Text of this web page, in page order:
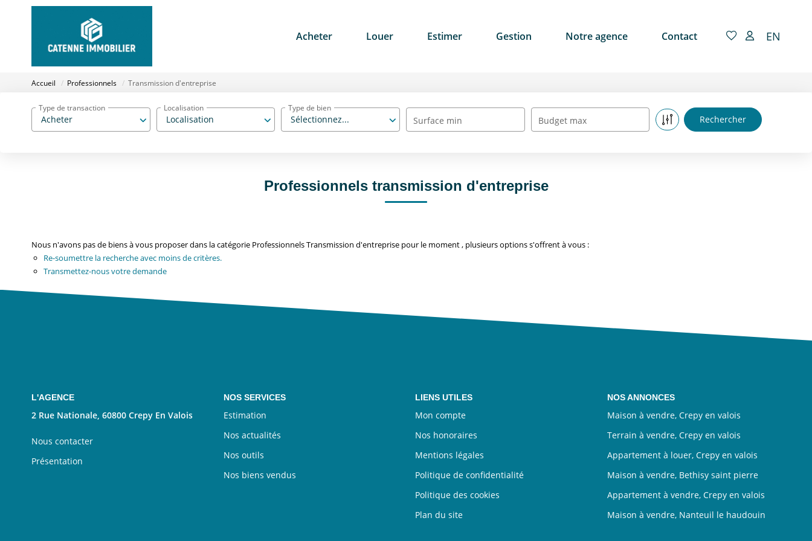
Acheter Louer Estimer Gestion Notre agence Contact EN
Accueil Professionnels Transmission d'entreprise
Acheter
Type de transaction
Localisation
Localisation
Sélectionnez...
Type de bien
Surface min Budget max
Professionnels transmission d'entreprise
Nous n'avons pas de biens à vous proposer dans la catégorie Professionnels Transmission d'entreprise pour le moment , plusieurs options s'offrent à vous :
Re-soumettre la recherche avec moins de critères.
Transmettez-nous votre demande
L'AGENCE
2 Rue Nationale, 60800 Crepy En Valois
Nous contacter
Présentation
NOS SERVICES
Estimation
Nos actualités
Nos outils
Nos biens vendus
LIENS UTILES
Mon compte
Nos honoraires
Mentions légales
Politique de confidentialité
Politique des cookies
Plan du site
NOS ANNONCES
Maison à vendre, Crepy en valois
Terrain à vendre, Crepy en valois
Appartement à louer, Crepy en valois
Maison à vendre, Bethisy saint pierre
Appartement à vendre, Crepy en valois
Maison à vendre, Nanteuil le haudouin